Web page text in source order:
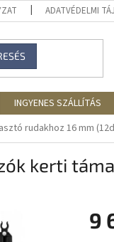
ADATVÉDELMI
INGYENES SZÁLLÍTÁS
rudakhoz 16 mm
kerti
9